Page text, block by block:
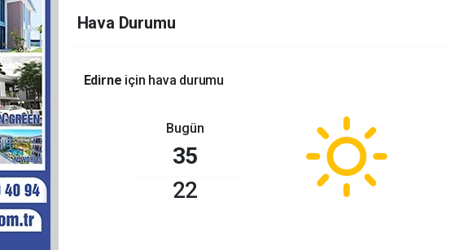
Hava Durumu
Edirne için hava durumu
Bugün
35
22